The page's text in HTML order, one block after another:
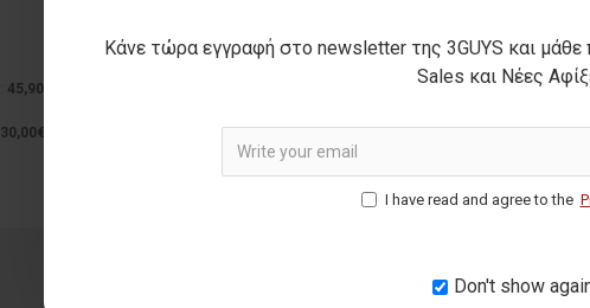
Κάνε τώρα εγγραφή στο newsletter της 3GUYS και
Sales και Νέες
I have read and agree to the
Don't show
45,90€
30,00€
49,00€
ΚΑΛΥΤΕΡΗ ΤΙΜΗ 30 ΗΜΕΡΩΝ: 49,00€
12,00€
ΑΡΧΙΚΗ ΑΝΑΓΡΑΦΟΜΕΝΗ
ΚΑΛΥΤΕΡΗ ΤΙΜΗ 30